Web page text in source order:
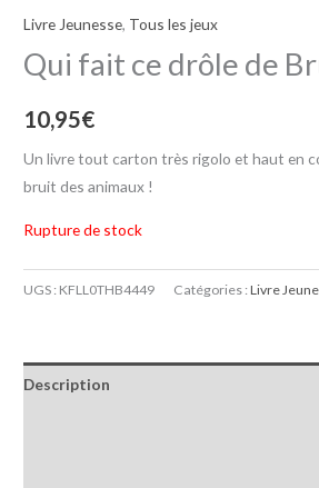
Livre Jeunesse, Tous les jeux
Qui fait ce drôle de
10,95€
Un livre tout carton très rigolo et haut en
bruit des animaux !
Rupture de stock
UGS : KFLL0THB4449 Catégories :Livre
Description